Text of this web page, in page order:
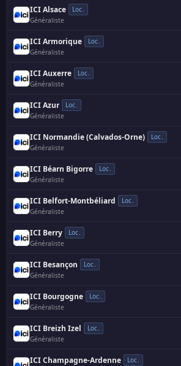
ICI Alsace
Loc.
Généraliste·
ICI Armorique
Loc.
Généraliste·
ICI Auxerre
Loc.
Généraliste·
ICI Azur
Loc.
Généraliste·
ICI Normandie (Calvados-Orne)
Loc.
Généraliste·
ICI Béarn Bigorre
Loc.
Généraliste·
ICI Belfort-Montbéliard
Loc.
Généraliste·
ICI Berry
Loc.
Généraliste·
ICI Besançon
Loc.
Généraliste·
ICI Bourgogne
Loc.
Généraliste·
ICI Breizh Izel
Loc.
Généraliste·
ICI Champagne-Ardenne
Loc.